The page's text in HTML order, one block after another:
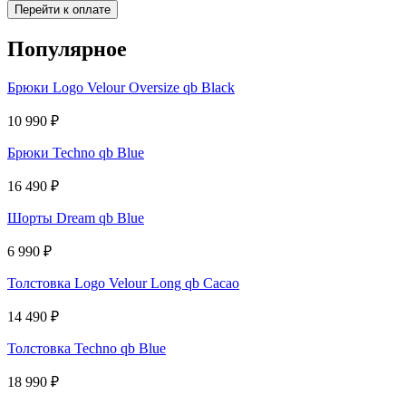
Перейти к оплате
Популярное
Брюки Logo Velour Oversize qb Black
10 990 ₽
Брюки Techno qb Blue
16 490 ₽
Шорты Dream qb Blue
6 990 ₽
Толстовка Logo Velour Long qb Cacao
14 490 ₽
Толстовка Techno qb Blue
18 990 ₽